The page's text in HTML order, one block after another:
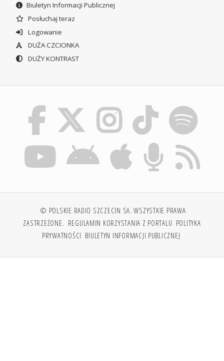
Biuletyn Informacji Publicznej
Posłuchaj teraz
Logowanie
DUŻA CZCIONKA
DUŻY KONTRAST
© POLSKIE RADIO SZCZECIN SA. WSZYSTKIE PRAWA
ZASTRZEŻONE. REGULAMIN KORZYSTANIA Z PORTALU POLITYKA
PRYWATNOŚCI BIULETYN INFORMACJI PUBLICZNEJ